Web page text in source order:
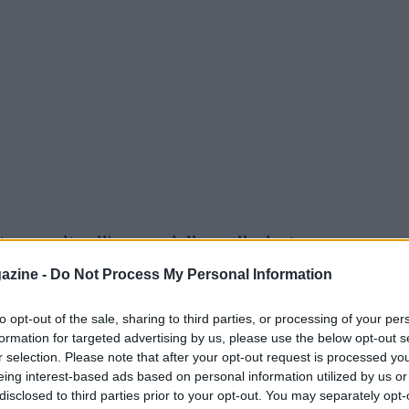
- Do Not Process My Personal Information
opt-out of the sale, sharing to third parties, or processing of your
for targeted advertising by us, please use the below opt-out
selection. Please note that after your opt-out request is processed
interest-based ads based on personal information utilized by us
to third parties prior to your opt-out. You may separately
volta all’omero della spalla destra per
pseudoartrosi, ovvero del mancato
tormentando ormai da mesi. Secondo
campione del mondo è rimasto sotto i
subito anche un trapianto d’osso.